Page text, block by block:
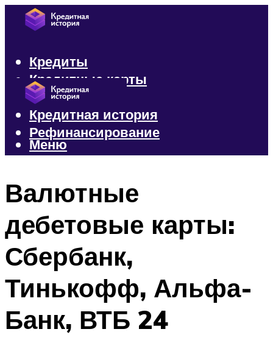
Кредиты
Кредитные карты
Микрозаймы
Кредитная история
Рефинансирование
Меню
Валютные
дебетовые карты:
Сбербанк,
Тинькофф, Альфа-
Банк, ВТБ 24